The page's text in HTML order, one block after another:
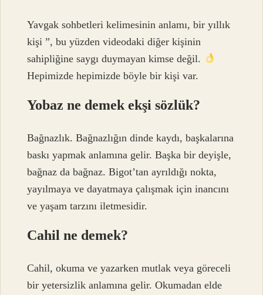
Yavgak sohbetleri kelimesinin anlamı, bir yıllık
kişi ”, bu yüzden videodaki diğer kişinin
sahipliğine saygı duymayan kimse değil.
Hepimizde hepimizde böyle bir kişi var.
Yobaz ne demek ekşi sözlük?
Bağnazlık. Bağnazlığın dinde kaydı, başkalarına
baskı yapmak anlamına gelir. Başka bir deyişle,
bağnaz da bağnaz. Bigot’tan ayrıldığı nokta,
yayılmaya ve dayatmaya çalışmak için inancını
ve yaşam tarzını iletmesidir.
Cahil ne demek?
Cahil, okuma ve yazarken mutlak veya göreceli
bir yetersizlik anlamına gelir. Okumadan elde